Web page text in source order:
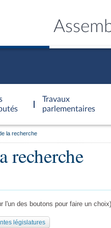
Travaux
parlementaires
la recherche
recherche
l'un des boutons pour faire un choix)
législatures